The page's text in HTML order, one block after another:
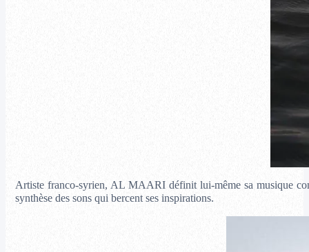
Artiste franco-syrien, AL MAARI définit lui-même sa musique
synthèse des sons qui bercent ses inspirations.